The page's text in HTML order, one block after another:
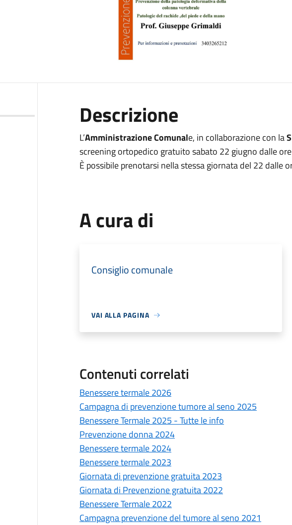
Descrizione
L’Amministrazione Comunale, in collaborazione con la
screening ortopedico gratuito sabato 22 giugno dalle
È possibile prenotarsi nella stessa giornata del 22 dalle
A cura di
Consiglio comunale
VAI ALLA PAGINA
Contenuti correlati
Benessere termale 2026
Campagna di prevenzione tumore al seno 2025
Benessere Termale 2025 - Tutte le info
Prevenzione donna 2024
Benessere termale 2024
Benessere termale 2023
Giornata di prevenzione gratuita 2023
Giornata di Prevenzione gratuita 2022
Benessere Termale 2022
Campagna prevenzione del tumore al seno 2021